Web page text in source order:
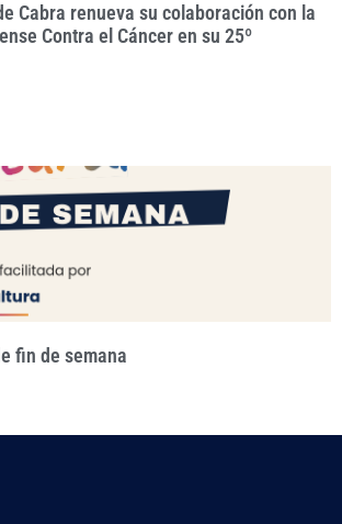
Cabra renueva su colaboración con la
Contra el Cáncer en su 25º
fin de semana